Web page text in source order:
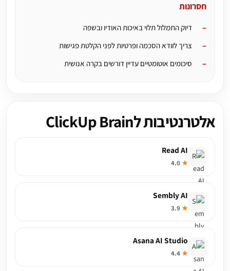
חסרונות
דיוק התמלול תלוי באיכות האודיו ובשפה
צריך לוודא הסכמה ופרטיות לפני הקלטת פגישות
סיכומים אוטומטיים עדיין דורשים בקרה אנושית
אלטרנטיבות לClickUp Brain
Read AI
★
Sembly AI
★
Asana AI Studio
★